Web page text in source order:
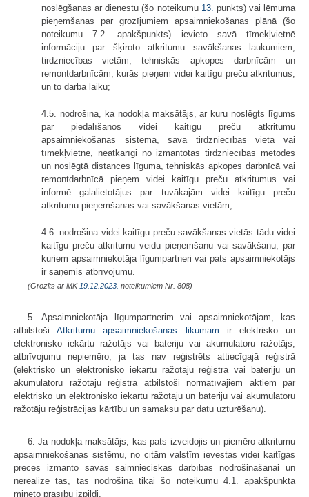
noslēgšanas ar dienestu (šo noteikumu 13. punkts) vai lēmuma
pieņemšanas par grozījumiem apsaimniekošanas plānā (šo
noteikumu 7.2. apakšpunkts) ievieto savā tīmekļvietnē
informāciju par šķiroto atkritumu savākšanas laukumiem,
tirdzniecības vietām, tehniskās apkopes darbnīcām un
remontdarbnīcām, kurās pieņem videi kaitīgu preču atkritumus,
un to darba laiku;
4.5. nodrošina, ka nodokļa maksātājs, ar kuru noslēgts līgums
par piedalīšanos videi kaitīgu preču atkritumu
apsaimniekošanas sistēmā, savā tirdzniecības vietā vai
tīmekļvietnē, neatkarīgi no izmantotās tirdzniecības metodes
un noslēgtā distances līguma, tehniskās apkopes darbnīcā vai
remontdarbnīcā pieņem videi kaitīgu preču atkritumus vai
informē galalietotājus par tuvākajām videi kaitīgu preču
atkritumu pieņemšanas vai savākšanas vietām;
4.6. nodrošina videi kaitīgu preču savākšanas vietās tādu videi
kaitīgu preču atkritumu veidu pieņemšanu vai savākšanu, par
kuriem apsaimniekotāja līgumpartneri vai pats apsaimniekotājs
ir saņēmis atbrīvojumu.
(Grozīts ar MK 19.12.2023. noteikumiem Nr. 808)
5. Apsaimniekotāja līgumpartnerim vai apsaimniekotājam, kas
atbilstošiAtkritumu apsaimniekošanas likumam ir elektrisko un
elektronisko iekārtu ražotājs vai bateriju vai akumulatoru ražotājs,
atbrīvojumu nepiemēro, ja tas nav reģistrēts attiecīgajā reģistrā
(elektrisko un elektronisko iekārtu ražotāju reģistrā vai bateriju un
akumulatoru ražotāju reģistrā atbilstoši normatīvajiem aktiem par
elektrisko un elektronisko iekārtu ražotāju un bateriju vai akumulatoru
ražotāju reģistrācijas kārtību un samaksu par datu uzturēšanu).
6. Ja nodokļa maksātājs, kas pats izveidojis un piemēro atkritumu
apsaimniekošanas sistēmu, no citām valstīm ievestas videi kaitīgas
preces izmanto savas saimnieciskās darbības nodrošināšanai un
nerealizē tās, tas nodrošina tikai šo noteikumu 4.1. apakšpunktā
minēto prasību izpildi.